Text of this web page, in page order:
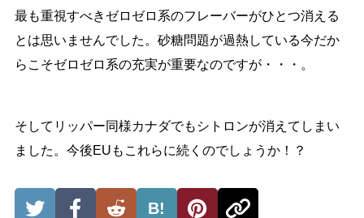
最も重視すべきゼロゼロ系のフレーバーがひとつ消える
とは思いませんでした。砂糖問題が過熱している今だか
らこそゼロゼロ系の充実が重要なのですが・・・。
そしてリッパー同様カナダでもシトロンが消えてしまい
ました。今後EUもこれらに続くのでしょうか！？
B!